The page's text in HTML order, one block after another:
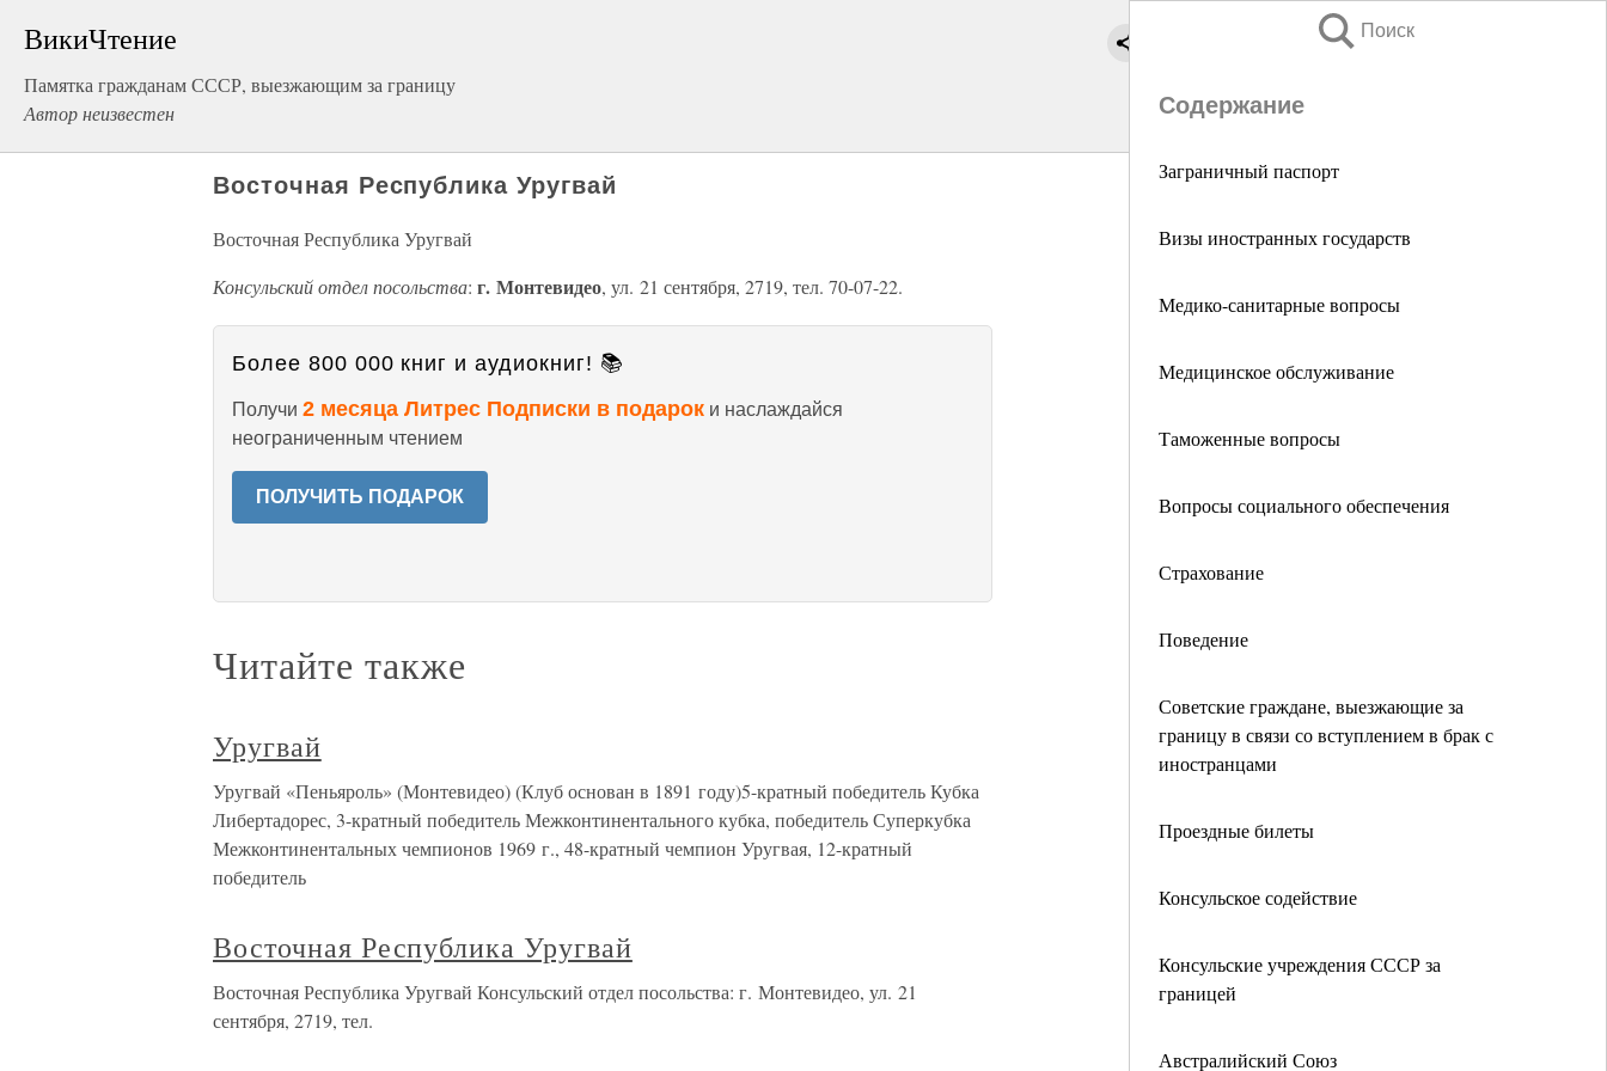
ВикиЧтение
Памятка гражданам СССР, выезжающим за границу
Автор неизвестен
Поиск
Содержание
Заграничный паспорт
Визы иностранных государств
Медико-санитарные вопросы
Медицинское обслуживание
Таможенные вопросы
Вопросы социального обеспечения
Страхование
Поведение
Советские граждане, выезжающие за
границу в связи со вступлением в брак с
иностранцами
Проездные билеты
Консульское содействие
Консульские учреждения СССР за
границей
Австралийский Союз
Восточная Республика Уругвай
Восточная Республика Уругвай
Консульский отдел посольства: г. Монтевидео, ул. 21 сентября, 2719, тел. 70-07-22.
Более 800 000 книг и аудиокниг! 📚
Получи 2 месяца Литрес Подписки в подарок и наслаждайся
неограниченным чтением
ПОЛУЧИТЬ ПОДАРОК
Читайте также
Уругвай
Уругвай «Пеньяроль» (Монтевидео) (Клуб основан в 1891 году)5-кратный победитель Кубка
Либертадорес, 3-кратный победитель Межконтинентального кубка, победитель Суперкубка
Межконтинентальных чемпионов 1969 г., 48-кратный чемпион Уругвая, 12-кратный
победитель
Восточная Республика Уругвай
Восточная Республика Уругвай Консульский отдел посольства: г. Монтевидео, ул. 21
сентября, 2719, тел.